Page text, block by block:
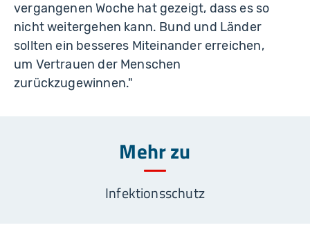
vergangenen Woche hat gezeigt, dass es so
nicht weitergehen kann. Bund und Länder
sollten ein besseres Miteinander erreichen,
um Vertrauen der Menschen
zurückzugewinnen."
Mehr zu
Infektionsschutz